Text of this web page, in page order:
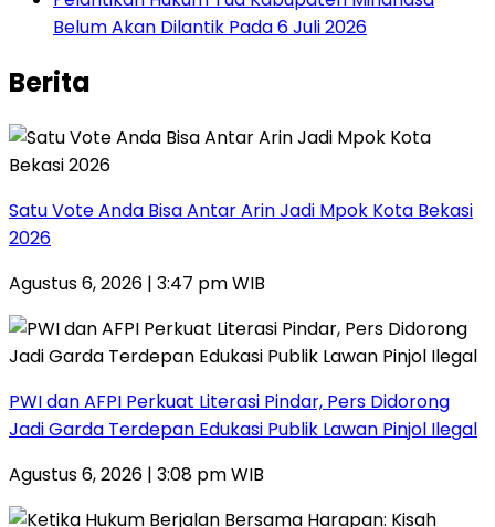
Belum Akan Dilantik Pada 6 Juli 2026
Berita
Satu Vote Anda Bisa Antar Arin Jadi Mpok Kota Bekasi
2026
Agustus 6, 2026 | 3:47 pm WIB
PWI dan AFPI Perkuat Literasi Pindar, Pers Didorong
Jadi Garda Terdepan Edukasi Publik Lawan Pinjol Ilegal
Agustus 6, 2026 | 3:08 pm WIB